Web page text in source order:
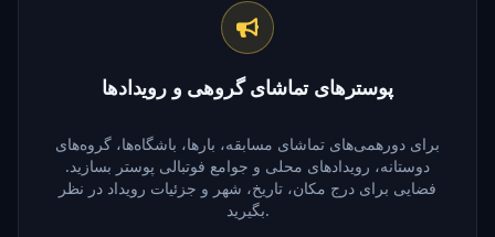
پوسترهای تماشای گروهی و رویدادها
برای دورهمی‌های تماشای مسابقه، بارها، باشگاه‌ها، گروه‌های
دوستانه، رویدادهای محلی و جوامع فوتبالی پوستر بسازید.
فضایی برای درج مکان، تاریخ، شهر و جزئیات رویداد در نظر
بگیرید.